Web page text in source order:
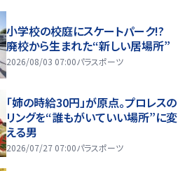
小学校の校庭にスケートパーク!?
廃校から生まれた“新しい居場所”
2026/08/03 07:00パラスポーツ
「姉の時給30円」が原点。プロレスの
リングを“誰もがいていい場所”に変
える男
2026/07/27 07:00パラスポーツ